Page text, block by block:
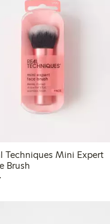
Techniques Mini Expert
Brush
99,00 kr